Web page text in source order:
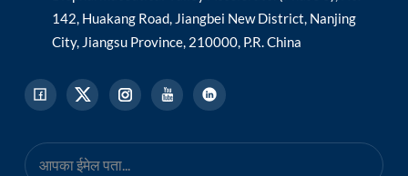
142, Huakang Road, Jiangbei New District, Nanjing
City, Jiangsu Province, 210000, P.R. China